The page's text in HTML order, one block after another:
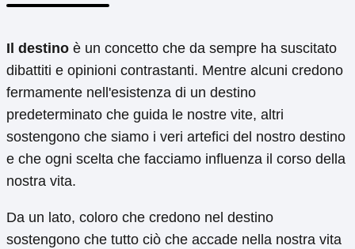
Il destino è un concetto che da sempre ha suscitato
dibattiti e opinioni contrastanti. Mentre alcuni credono
fermamente nell'esistenza di un destino
predeterminato che guida le nostre vite, altri
sostengono che siamo i veri artefici del nostro destino
e che ogni scelta che facciamo influenza il corso della
nostra vita.
Da un lato, coloro che credono nel destino
sostengono che tutto ciò che accade nella nostra vita